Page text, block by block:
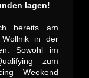
lagen!
bereits am
Wollnik in der
Sowohl im
zum
Weekend